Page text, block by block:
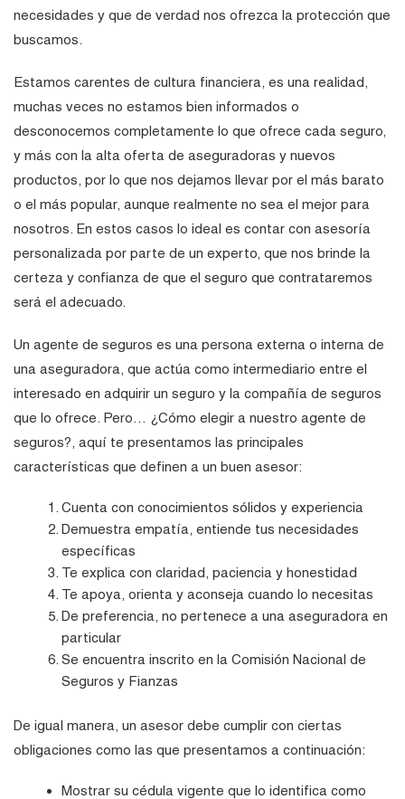
necesidades y que de verdad nos ofrezca la protección que
buscamos.
Estamos carentes de cultura financiera, es una realidad,
muchas veces no estamos bien informados o
desconocemos completamente lo que ofrece cada seguro,
y más con la alta oferta de aseguradoras y nuevos
productos, por lo que nos dejamos llevar por el más barato
o el más popular, aunque realmente no sea el mejor para
nosotros. En estos casos lo ideal es contar con asesoría
personalizada por parte de un experto, que nos brinde la
certeza y confianza de que el seguro que contrataremos
será el adecuado.
Un agente de seguros es una persona externa o interna de
una aseguradora, que actúa como intermediario entre el
interesado en adquirir un seguro y la compañía de seguros
que lo ofrece. Pero… ¿Cómo elegir a nuestro agente de
seguros?, aquí te presentamos las principales
características que definen a un buen asesor:
Cuenta con conocimientos sólidos y experiencia
Demuestra empatía, entiende tus necesidades
específicas
Te explica con claridad, paciencia y honestidad
Te apoya, orienta y aconseja cuando lo necesitas
De preferencia, no pertenece a una aseguradora en
particular
Se encuentra inscrito en la Comisión Nacional de
Seguros y Fianzas
De igual manera, un asesor debe cumplir con ciertas
obligaciones como las que presentamos a continuación:
Mostrar su cédula vigente que lo identifica como